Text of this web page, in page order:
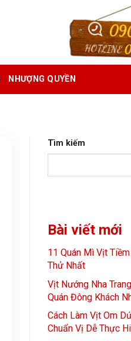
HOTLINE
NHƯỢNG QUYỀN
Tìm kiếm
Bài viết mới
11 Quán Mì Vịt
Thử Nhất
Vịt Nướng Nha
Quán Đông Khách
Cách Làm Vịt Om
Chuẩn Vị Dễ Thực